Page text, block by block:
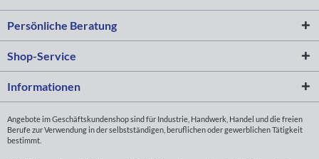
Persönliche Beratung
Shop-Service
Informationen
Angebote im Geschäftskundenshop sind für Industrie, Handwerk, Handel und die freien
Berufe zur Verwendung in der selbstständigen, beruflichen oder gewerblichen Tätigkeit
bestimmt.